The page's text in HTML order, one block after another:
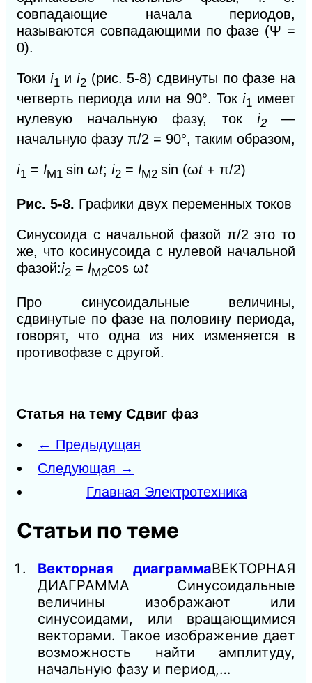
совпадающие начала периодов,
называются совпадающими по фазе (Ψ =
0).
Токи i1 иi2 (рис. 5-8) сдвинуты по фазе на
четверть периода или на 90°. Ток i1 имеет
нулевую начальную фазу, ток
i2
—
начальную фазу π/2 = 90°, таким образом,
i1 = IМ1 sin ωt; i2 = IМ2 sin (ωt + π/2)
Рис. 5-8. Графики двух переменных токов
Синусоида с начальной фазой π/2 это то
же, что косинусоида с нулевой начальной
фазой:i2 = IМ2cos ωt
Про синусоидальные величины,
сдвинутые по фазе на половину периода,
говорят, что одна из них изменяется в
противофазе с другой.
Статья на тему Сдвиг фаз
← Предыдущая
Следующая →
Главная Электротехника
Статьи по теме
Векторная диаграммаВЕКТОРНАЯ
ДИАГРАММА Синусоидальные
величины изображают или
синусоидами, или вращающимися
векторами. Такое изображение дает
возможность найти амплитуду,
начальную фазу и период,…